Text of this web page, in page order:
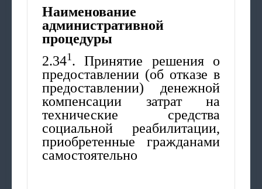
Наименование
административной
процедуры
2.341 . Принятие решения о
предоставлении (об отказе в
предоставлении) денежной
компенсации затрат на
технические средства
социальной реабилитации,
приобретенные гражданами
самостоятельно